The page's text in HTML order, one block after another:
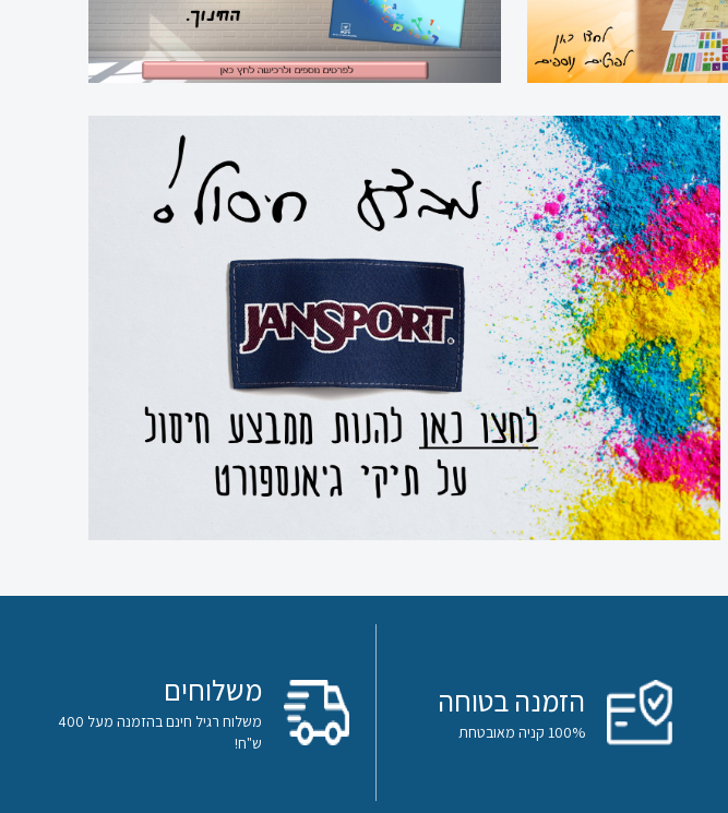
הזמנה בטוחה
100% קניה מאובטחת
משלוחים
משלוח רגיל חינם בהזמנה מעל 400
ש"ח!